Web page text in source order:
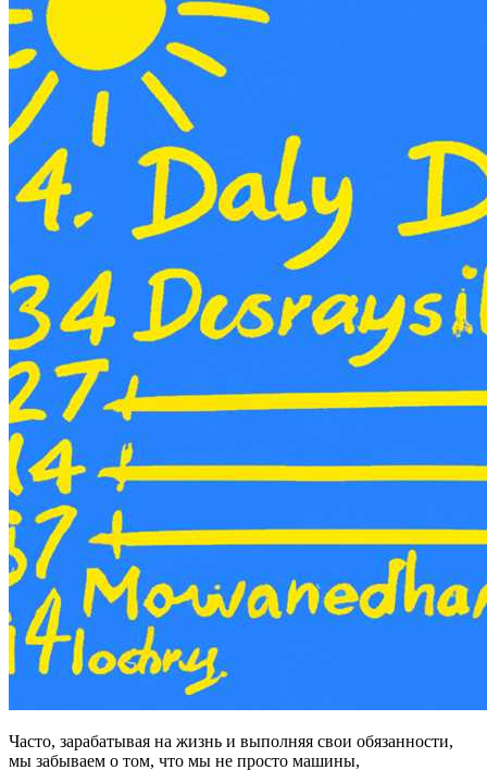
Часто, зарабатывая на жизнь и выполняя свои обязанности,
мы забываем о том, что мы не просто машины,